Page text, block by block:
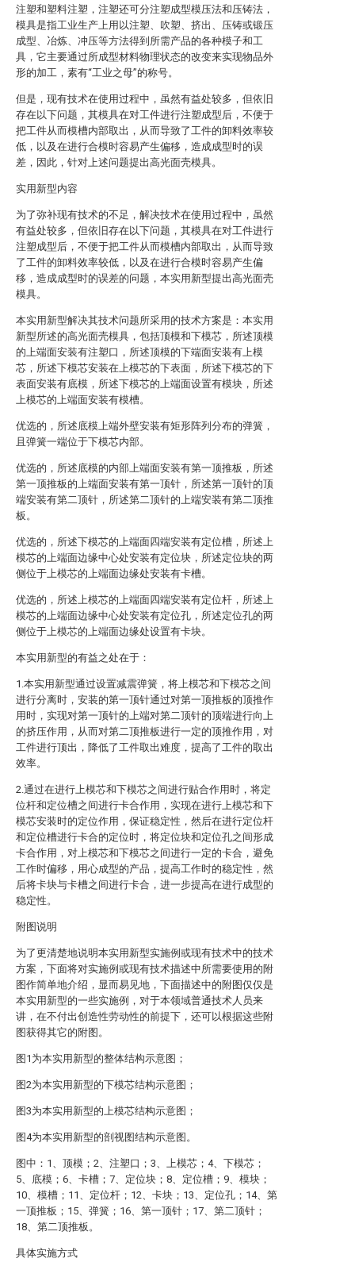
注塑和塑料注塑，注塑还可分注塑成型模压法和压铸法，
模具是指工业生产上用以注塑、吹塑、挤出、压铸或锻压
成型、冶炼、冲压等方法得到所需产品的各种模子和工
具，它主要通过所成型材料物理状态的改变来实现物品外
形的加工，素有“工业之母”的称号。
但是，现有技术在使用过程中，虽然有益处较多，但依旧
存在以下问题，其模具在对工件进行注塑成型后，不便于
把工件从而模槽内部取出，从而导致了工件的卸料效率较
低，以及在进行合模时容易产生偏移，造成成型时的误
差，因此，针对上述问题提出高光面壳模具。
实用新型内容
为了弥补现有技术的不足，解决技术在使用过程中，虽然
有益处较多，但依旧存在以下问题，其模具在对工件进行
注塑成型后，不便于把工件从而模槽内部取出，从而导致
了工件的卸料效率较低，以及在进行合模时容易产生偏
移，造成成型时的误差的问题，本实用新型提出高光面壳
模具。
本实用新型解决其技术问题所采用的技术方案是：本实用
新型所述的高光面壳模具，包括顶模和下模芯，所述顶模
的上端面安装有注塑口，所述顶模的下端面安装有上模
芯，所述下模芯安装在上模芯的下表面，所述下模芯的下
表面安装有底模，所述下模芯的上端面设置有模块，所述
上模芯的上端面安装有模槽。
优选的，所述底模上端外壁安装有矩形阵列分布的弹簧，
且弹簧一端位于下模芯内部。
优选的，所述底模的内部上端面安装有第一顶推板，所述
第一顶推板的上端面安装有第一顶针，所述第一顶针的顶
端安装有第二顶针，所述第二顶针的上端安装有第二顶推
板。
优选的，所述下模芯的上端面四端安装有定位槽，所述上
模芯的上端面边缘中心处安装有定位块，所述定位块的两
侧位于上模芯的上端面边缘处安装有卡槽。
优选的，所述上模芯的上端面四端安装有定位杆，所述上
模芯的上端面边缘中心处安装有定位孔，所述定位孔的两
侧位于上模芯的上端面边缘处设置有卡块。
本实用新型的有益之处在于：
1.本实用新型通过设置减震弹簧，将上模芯和下模芯之间
进行分离时，安装的第一顶针通过对第一顶推板的顶推作
用时，实现对第一顶针的上端对第二顶针的顶端进行向上
的挤压作用，从而对第二顶推板进行一定的顶推作用，对
工件进行顶出，降低了工件取出难度，提高了工件的取出
效率。
2.通过在进行上模芯和下模芯之间进行贴合作用时，将定
位杆和定位槽之间进行卡合作用，实现在进行上模芯和下
模芯安装时的定位作用，保证稳定性，然后在进行定位杆
和定位槽进行卡合的定位时，将定位块和定位孔之间形成
卡合作用，对上模芯和下模芯之间进行一定的卡合，避免
工作时偏移，用心成型的产品，提高工作时的稳定性，然
后将卡块与卡槽之间进行卡合，进一步提高在进行成型的
稳定性。
附图说明
为了更清楚地说明本实用新型实施例或现有技术中的技术
方案，下面将对实施例或现有技术描述中所需要使用的附
图作简单地介绍，显而易见地，下面描述中的附图仅仅是
本实用新型的一些实施例，对于本领域普通技术人员来
讲，在不付出创造性劳动性的前提下，还可以根据这些附
图获得其它的附图。
图1为本实用新型的整体结构示意图；
图2为本实用新型的下模芯结构示意图；
图3为本实用新型的上模芯结构示意图；
图4为本实用新型的剖视图结构示意图。
图中：1、顶模；2、注塑口；3、上模芯；4、下模芯；
5、底模；6、卡槽；7、定位块；8、定位槽；9、模块；
10、模槽；11、定位杆；12、卡块；13、定位孔；14、第
一顶推板；15、弹簧；16、第一顶针；17、第二顶针；
18、第二顶推板。
具体实施方式